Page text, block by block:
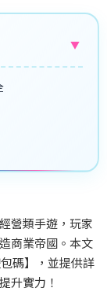
▼
營類手遊，玩家
商業帝國。本文
碼】，並提供詳
升實力！